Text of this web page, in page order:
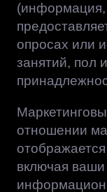
(информация,
опросах или
занятий, пол
отношении
включая